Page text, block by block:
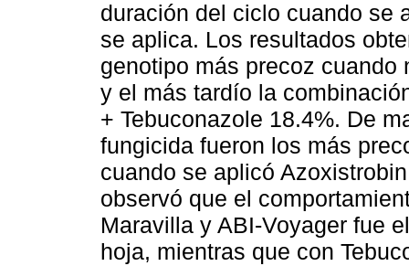
duración del ciclo cuando se
se aplica. Los resultados
genotipo más precoz
y el más tardío la
+ Tebuconazole 18.4%. De
fungicida fueron los más
cuando se aplicó
observó que el
Maravilla y ABI-Voyager fue
hoja, mientras que con